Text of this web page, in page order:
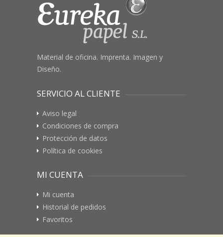
Material de oficina. Imprenta. Imagen y
Diseño.
SERVICIO AL CLIENTE
Aviso legal
Condiciones de compra
Protección de datos
Política de cookies
MI CUENTA
Mi cuenta
Historial de pedidos
Favoritos